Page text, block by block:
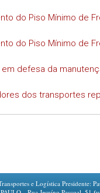
do Piso Mínimo de
do Piso Mínimo de
em defesa da
dos transportes
e Logística Presidente: